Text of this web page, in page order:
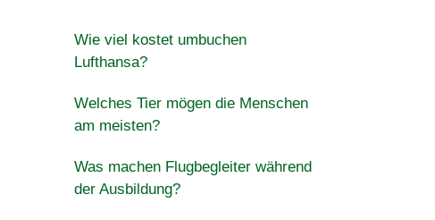
Wie viel kostet umbuchen
Lufthansa?
Welches Tier mögen die Menschen
am meisten?
Was machen Flugbegleiter während
der Ausbildung?